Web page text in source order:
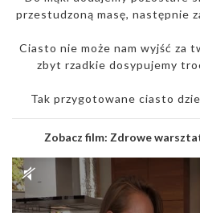
przestudzoną masę, następnie
Ciasto nie może nam wyjść za
zbyt rzadkie dosypujemy
Tak przygotowane ciasto
Zobacz film: Zdrowe